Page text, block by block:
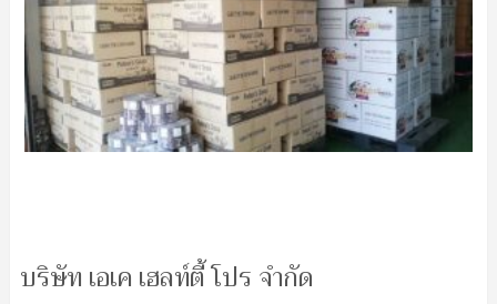
บริษัท เอเค เฮลท์ตี้ โปร จำกัด